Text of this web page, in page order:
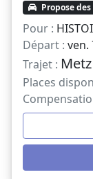
Propose
Pour :
Départ : ven.
Trajet : Metz
Places